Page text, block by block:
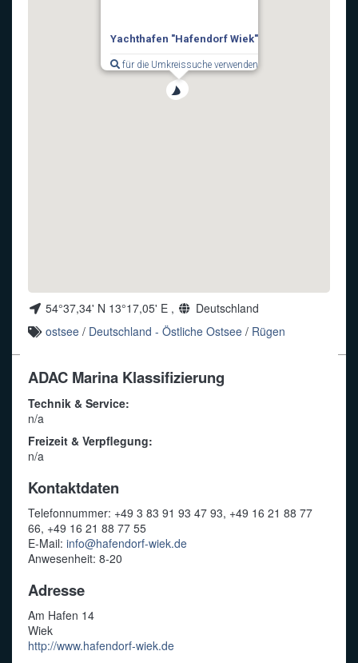
Yachthafen "Hafendorf Wiek"
für die Umkreissuche verwenden
54°37,34' N 13°17,05' E ,
Deutschland
ostsee / Deutschland - Östliche Ostsee / Rügen
ADAC Marina Klassifizierung
Technik & Service:
n/a
Freizeit & Verpflegung:
n/a
Kontaktdaten
Telefonnummer: +49 3 83 91 93 47 93, +49 16 21 88 77
66, +49 16 21 88 77 55
E-Mail: info@hafendorf-wiek.de
Anwesenheit: 8-20
Adresse
Am Hafen 14
Wiek
http://www.hafendorf-wiek.de